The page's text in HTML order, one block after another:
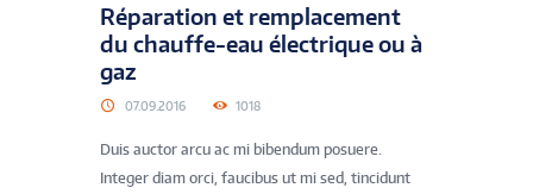
Réparation et remplacement
du chauffe-eau électrique ou à
gaz
07.09.2016 1018
Duis auctor arcu ac mi bibendum posuere.
Integer diam orci, faucibus ut mi sed, tincidunt